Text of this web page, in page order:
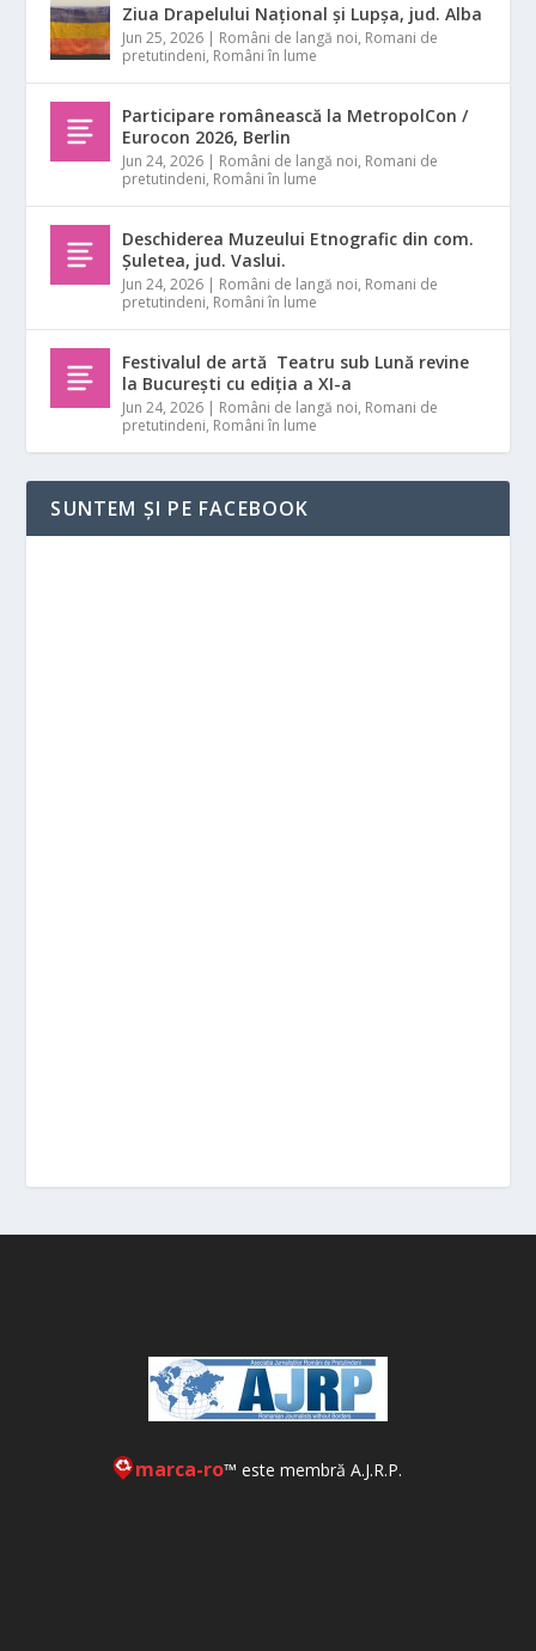
Ziua Drapelului Național și Lupșa, jud. Alba
Jun 25, 2026 | Români de langă noi, Romani de
pretutindeni, Români în lume
Participare românească la MetropolCon /
Eurocon 2026, Berlin
Jun 24, 2026 | Români de langă noi, Romani de
pretutindeni, Români în lume
Deschiderea Muzeului Etnografic din com.
Șuletea, jud. Vaslui.
Jun 24, 2026 | Români de langă noi, Romani de
pretutindeni, Români în lume
Festivalul de artă Teatru sub Lună revine
la București cu ediția a XI-a
Jun 24, 2026 | Români de langă noi, Romani de
pretutindeni, Români în lume
SUNTEM ȘI PE FACEBOOK
marca-ro™ este membră A.J.R.P.